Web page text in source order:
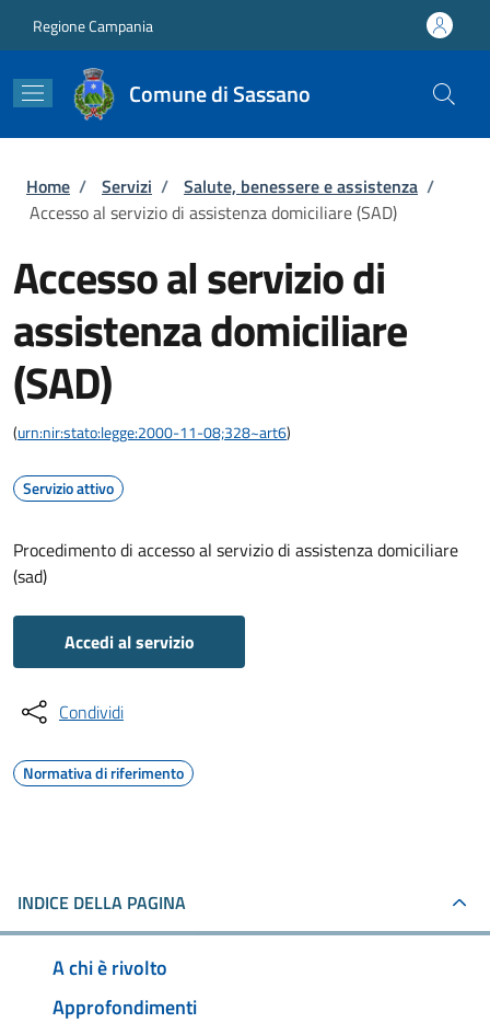
Regione Campania
Comune di Sassano
Briciole di pane
Home / Servizi / Salute, benessere e assistenza /
Accesso al servizio di assistenza domiciliare (SAD)
Accesso al servizio di
assistenza domiciliare
(SAD)
(urn:nir:stato:legge:2000-11-08;328~art6)
Servizio attivo
Procedimento di accesso al servizio di assistenza domiciliare
(sad)
Accedi al servizio
Condividi
Normativa di riferimento
INDICE DELLA PAGINA
A chi è rivolto
Approfondimenti